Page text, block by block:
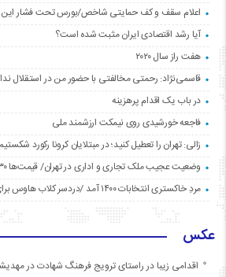
اعلام سقف و کف حمایتی شاخص/بورس تحت فشار این
آیا رشد اقتصادی ایران مثبت شده است؟
هفت راز سال ۲۰۲۰
قاسمی‌نژاد: رحمتی مخالفتی با حضور من در استقلال
در باب یک اقدام پرهزینه
فاجعه خورشیدی روی نیمکت ارزشمند ملی
زالی: تهران را تعطیل کنید؛ در مبتلایان کرونا رکورد شکستیم
وضعیت عجیب ملک تجاری و اداری در تهران/ قیمت‌ها ۳۰% کاهش یافت
مردِ خاکستری انتخابات ۱۴۰۰ آمد /دردسر کلاب هاوس برای کاندیداها
عکس
اقدامی زیبا در راستای ترویج فرهنگ شهادت در